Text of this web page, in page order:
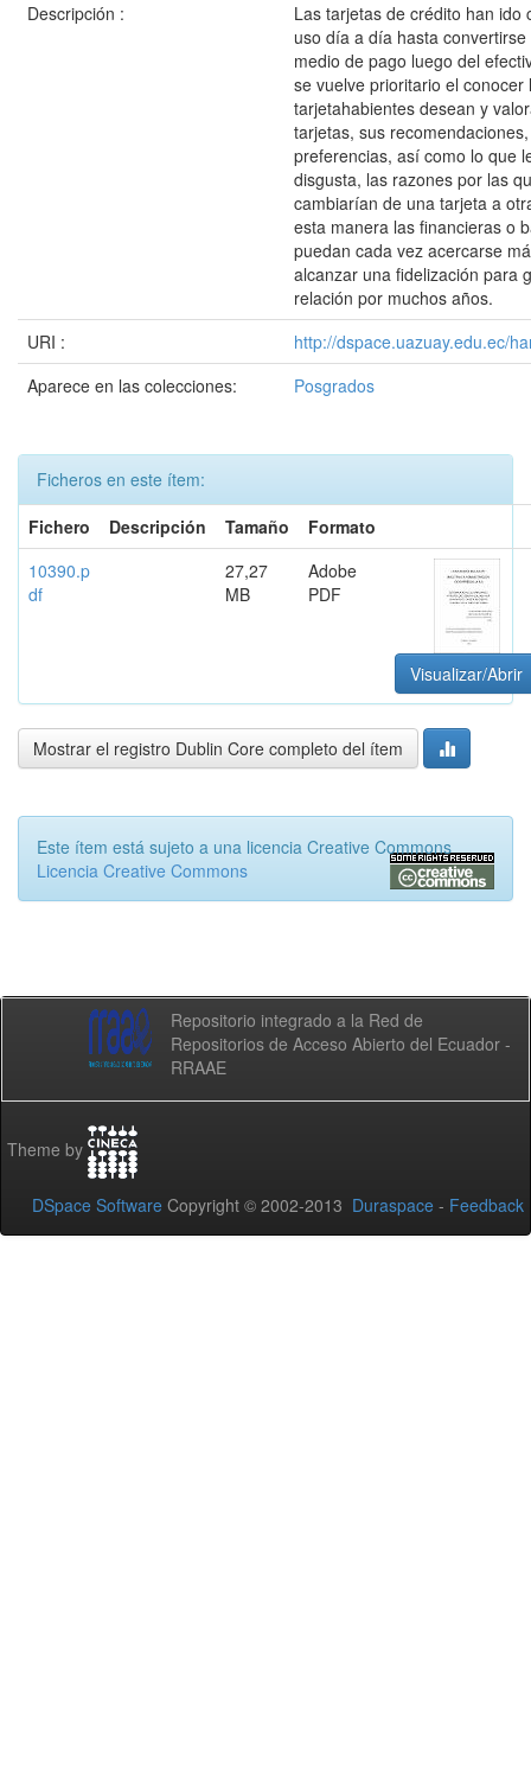
Descripción :
Las tarjetas de crédito han ido
uso día a día hasta
medio de pago luego del
se vuelve prioritario el conocer
tarjetahabientes desean y
tarjetas, sus
preferencias, así como lo que
disgusta, las razones por las
cambiarían de una tarjeta a
esta manera las financieras o
puedan cada vez acercarse
alcanzar una fidelización para
relación por muchos años.
URI :
http://dspace.uazuay.edu.ec/
Aparece en las colecciones:
Posgrados
Ficheros en este ítem:
Fichero
Descripción Tamaño
Formato
10390.p
df
27,27
MB
Adobe
PDF
Visualizar/Abrir
Mostrar el registro Dublin Core completo del ítem
Este ítem está sujeto a una licencia Creative Commons
Licencia Creative Commons
Repositorio integrado a la Red de
Repositorios de Acceso Abierto del Ecuador -
RRAAE
Theme by
DSpace Software Copyright © 2002-2013 Duraspace - Feedback